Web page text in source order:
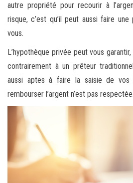
autre propriété pour recourir à
risque, c’est qu’il peut aussi faire
vous.
L’hypothèque privée peut vous
contrairement à un prêteur
aussi aptes à faire la saisie de vos
rembourser l’argent n’est pas respectée.